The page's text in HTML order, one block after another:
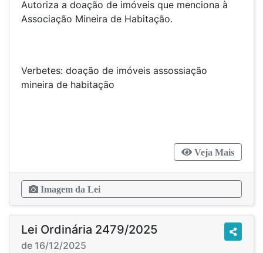
Autoriza a doação de imóveis que menciona à
Associação Mineira de Habitação.
Verbetes: doação de imóveis assossiação
mineira de habitação
Veja Mais
Imagem da Lei
Lei Ordinária 2479/2025
de 16/12/2025